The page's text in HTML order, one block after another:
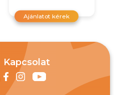
Ajánlatot kérek
Kapcsolat